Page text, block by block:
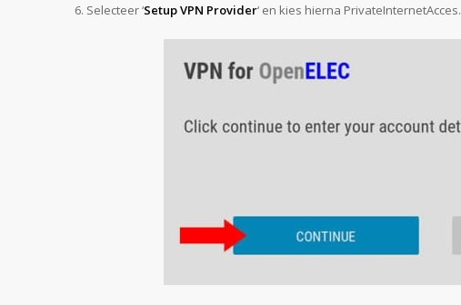
Selecteer ‘Setup VPN Provider‘ en kies hierna PrivateInternetAcces.